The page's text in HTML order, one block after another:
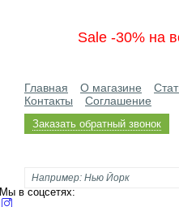
Sale -30% на
Главная О магазине
Контакты
Соглашение
Заказать обратный звонок
Мы в соцсетях: